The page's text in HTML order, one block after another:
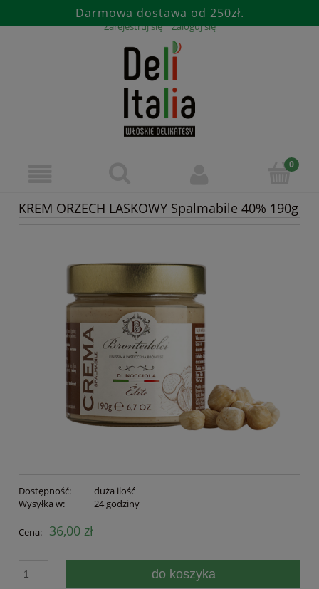
Darmowa dostawa od 250zł.
Zarejestruj się Zaloguj się
KREM ORZECH LASKOWY Spalmabile 40% 190g
Dostępność:
duża ilość
Wysyłka w:
24 godziny
Cena: 36,00 zł
do koszyka